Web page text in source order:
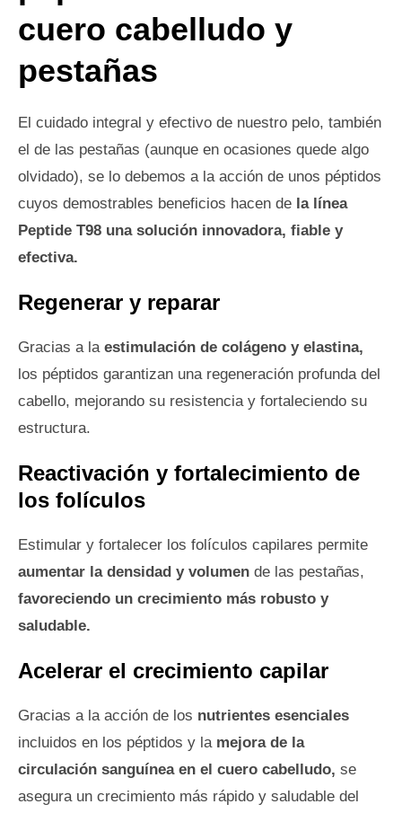
cuero cabelludo y
pestañas
El cuidado integral y efectivo de nuestro pelo, también
el de las pestañas (aunque en ocasiones quede algo
olvidado), se lo debemos a la acción de unos péptidos
cuyos demostrables beneficios hacen de la línea
Peptide T98 una solución innovadora, fiable y
efectiva.
Regenerar y reparar
Gracias a la estimulación de colágeno y elastina,
los péptidos garantizan una regeneración profunda del
cabello, mejorando su resistencia y fortaleciendo su
estructura.
Reactivación y fortalecimiento de
los folículos
Estimular y fortalecer los folículos capilares permite
aumentar la densidad y volumen de las pestañas,
favoreciendo un crecimiento más robusto y
saludable.
Acelerar el crecimiento capilar
Gracias a la acción de los nutrientes esenciales
incluidos en los péptidos y la mejora de la
circulación sanguínea en el cuero cabelludo, se
asegura un crecimiento más rápido y saludable del